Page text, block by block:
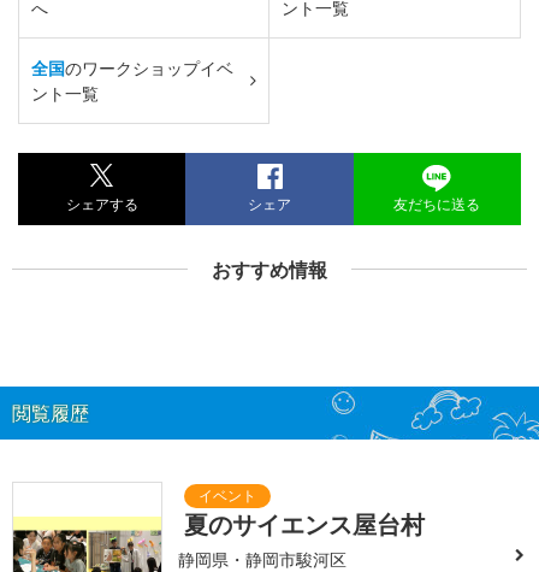
へ ント一覧
全国のワークショップイベ
ント一覧
シェアする シェア 友だちに送る
おすすめ情報
閲覧履歴
夏のサイエンス屋台村
静岡県・静岡市駿河区